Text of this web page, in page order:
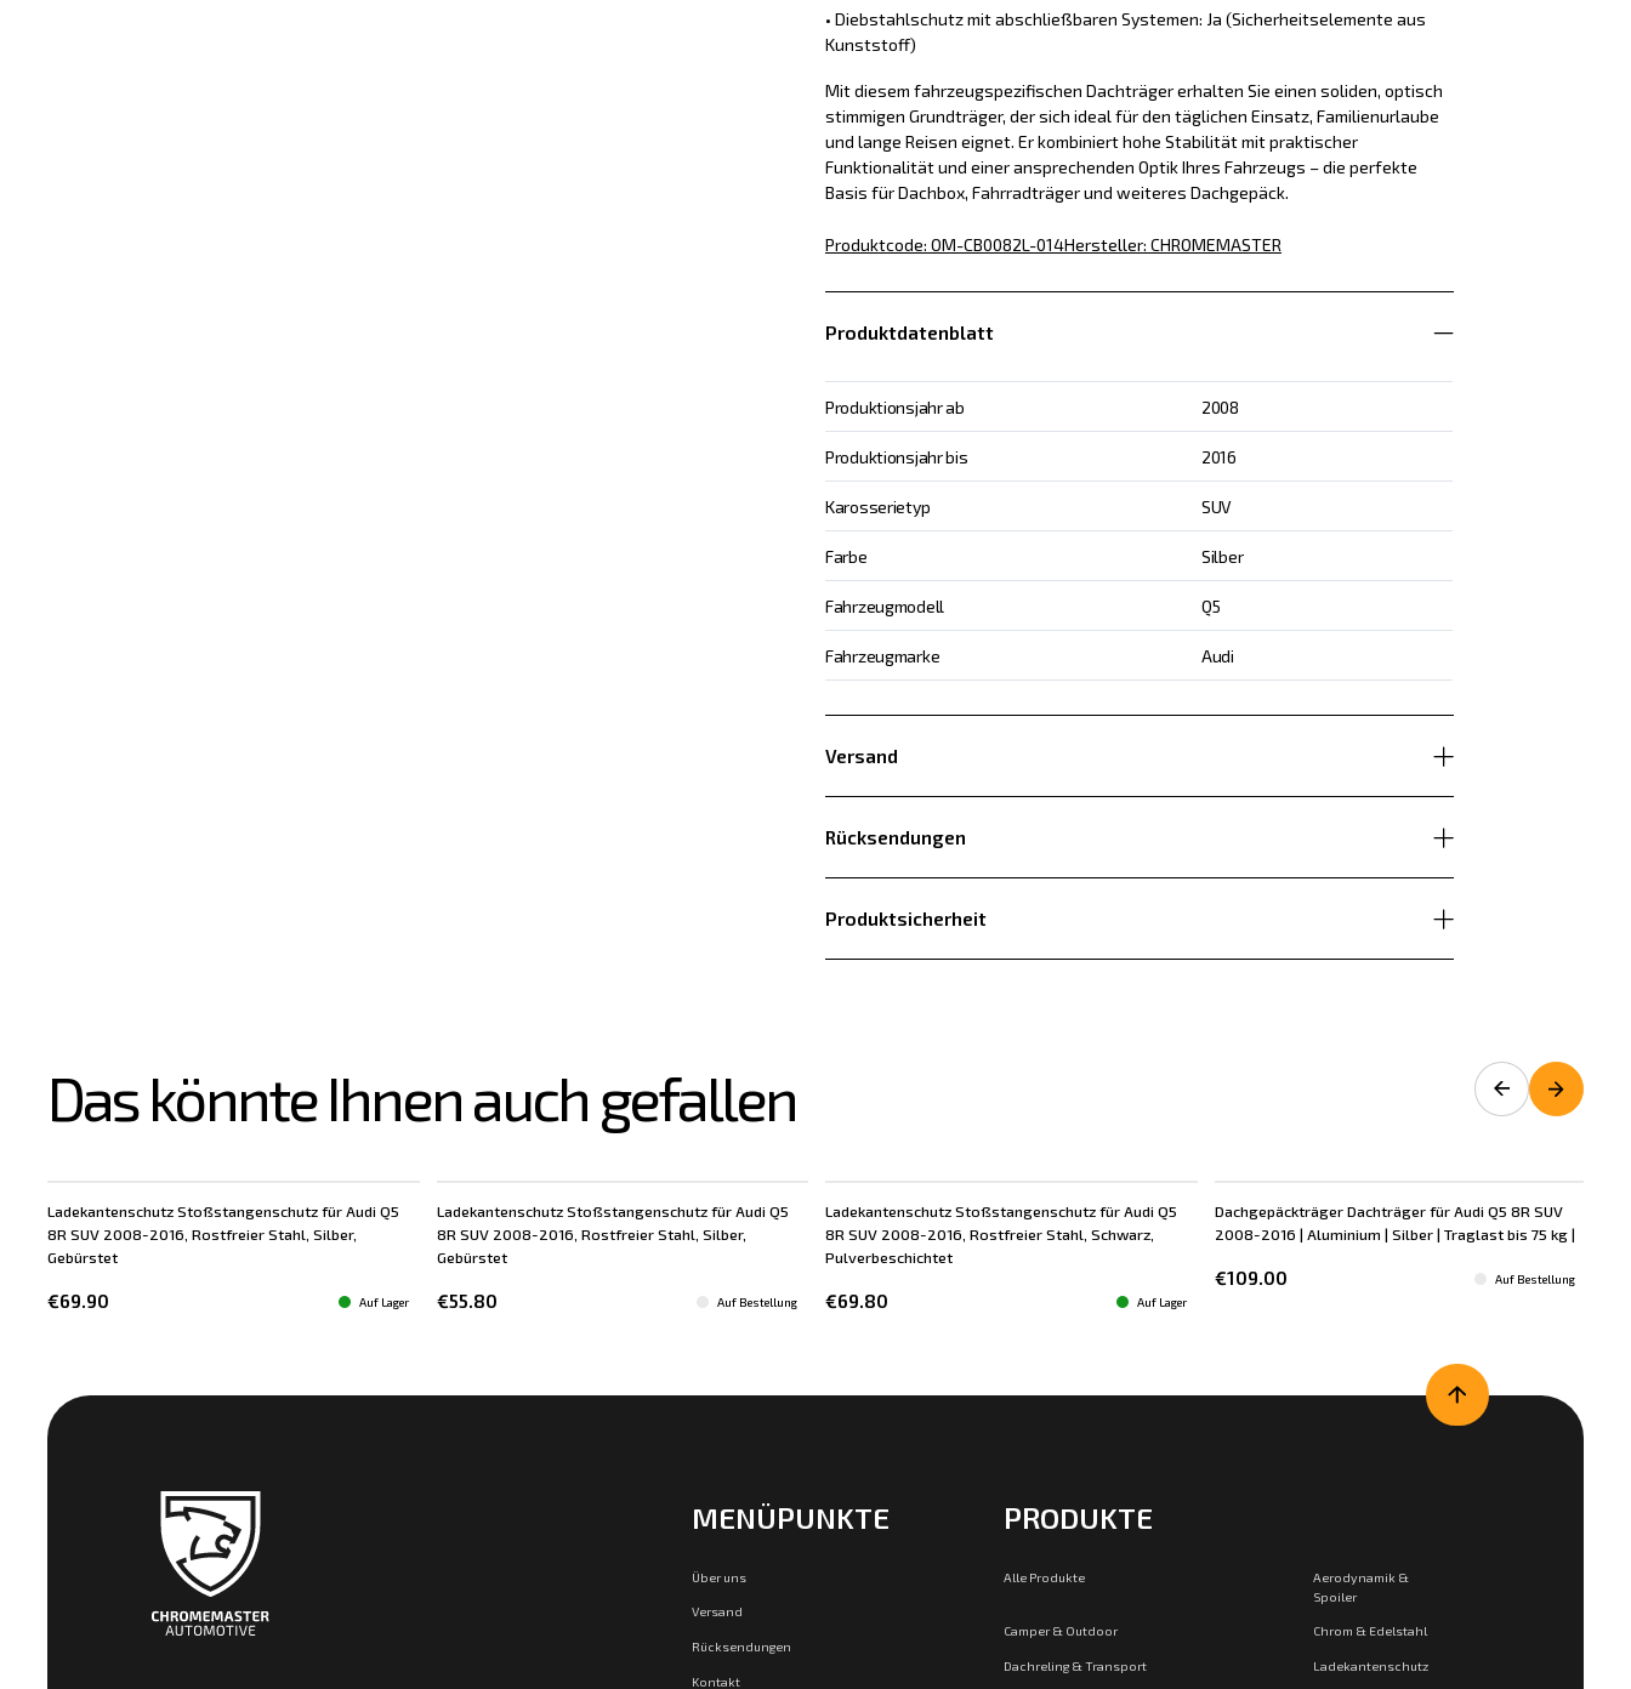
• Diebstahlschutz mit abschließbaren Systemen: Ja (Sicherheitselemente aus
Kunststoff)
Mit diesem fahrzeugspezifischen Dachträger erhalten Sie einen soliden, optisch
stimmigen Grundträger, der sich ideal für den täglichen Einsatz, Familienurlaube
und lange Reisen eignet. Er kombiniert hohe Stabilität mit praktischer
Funktionalität und einer ansprechenden Optik Ihres Fahrzeugs – die perfekte
Basis für Dachbox, Fahrradträger und weiteres Dachgepäck.
Produktcode: OM-CB0082L-014Hersteller: CHROMEMASTER
Produktdatenblatt
Produktionsjahr ab 2008
Produktionsjahr bis 2016
Karosserietyp SUV
Farbe Silber
Fahrzeugmodell Q5
Fahrzeugmarke Audi
Versand
Rücksendungen
Produktsicherheit
Das könnte Ihnen auch gefallen
Ladekantenschutz Stoßstangenschutz für Audi Q5
8R SUV 2008-2016, Rostfreier Stahl, Silber,
Gebürstet
€69.90 Auf Lager
Bestseller
Ladekantenschutz Stoßstangenschutz für Audi Q5
8R SUV 2008-2016, Rostfreier Stahl, Silber,
Gebürstet
€55.80 Auf Bestellung
Ladekantenschutz Stoßstangenschutz für Audi Q5
8R SUV 2008-2016, Rostfreier Stahl, Schwarz,
Pulverbeschichtet
€69.80 Auf Lager
Dachgepäckträger Dachträger für Audi Q5 8R SUV
2008-2016 | Aluminium | Silber | Traglast bis 75 kg |
€109.00 Auf Bestellung
MENÜPUNKTE
Über uns
Versand
Rücksendungen
Kontakt
PRODUKTE
Alle Produkte
Aerodynamik &
Spoiler
Camper & Outdoor Chrom & Edelstahl
Dachreling & Transport Ladekantenschutz